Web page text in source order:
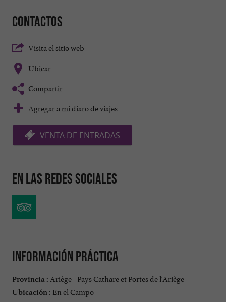
Contactos
Visita el sitio web
Ubicar
Compartir
Agregar a mi diaro de viajes
VENTA DE ENTRADAS
En las redes sociales
Información práctica
Provincia : Ariège - Pays Cathare et Portes de l'Ariège
Ubicación : En el Campo